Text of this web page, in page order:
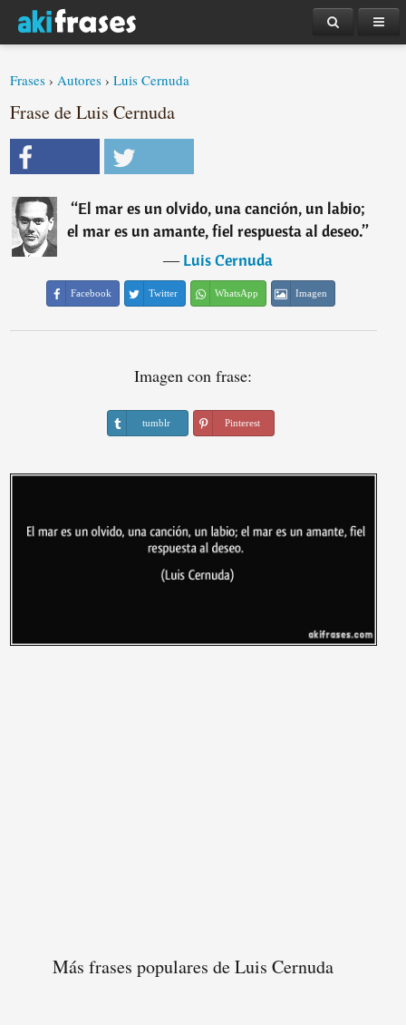
Frases ›Autores ›Luis Cernuda
Frase de Luis Cernuda
“El mar es un olvido, una canción, un labio;
el mar es un amante, fiel respuesta al deseo.”
―Luis Cernuda
Facebook Twitter WhatsApp Imagen
Imagen con frase:
tumblr Pinterest
Más frases populares de Luis Cernuda